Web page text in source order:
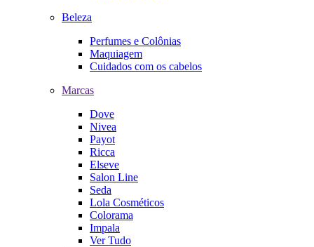
Beleza
Perfumes e Colônias
Maquiagem
Cuidados com os cabelos
Marcas
Dove
Nivea
Payot
Ricca
Elseve
Salon Line
Seda
Lola Cosméticos
Colorama
Impala
Ver Tudo